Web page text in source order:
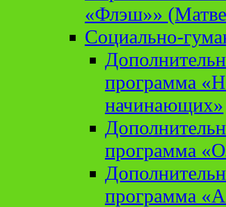
«Флэш»»
Социально-
программа
начинающих»
программа
программа